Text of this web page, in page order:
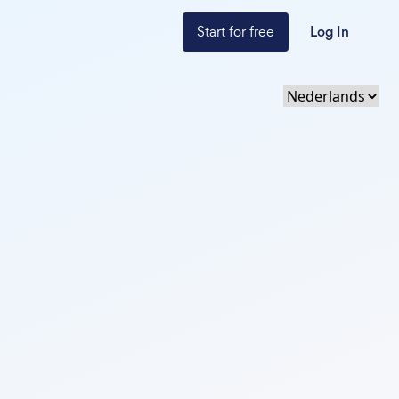
Start for free Log In